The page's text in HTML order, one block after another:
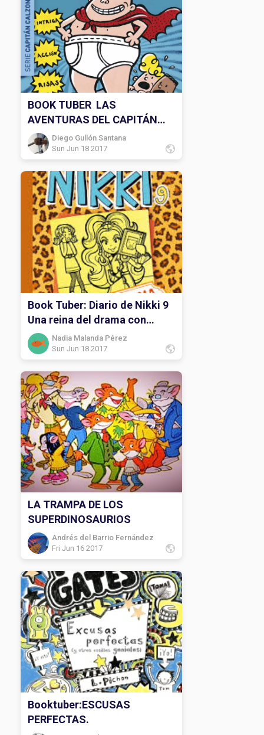
BOOK TUBER LAS
AVENTURAS DEL CAPITÁN
CALZONCILLOS
Diego Gullón Santana
Sun Jun 18 2017
Book Tuber: Diario de Nikki 9
Una reina del drama con
muchos humos.
Nadia Malanda Pérez
Sun Jun 18 2017
LA TRAMPA DE LOS
SUPERDINOSAURIOS
Andrés del Barrio Fernández
Fri Jun 16 2017
Booktuber:ESCUSAS
PERFECTAS.